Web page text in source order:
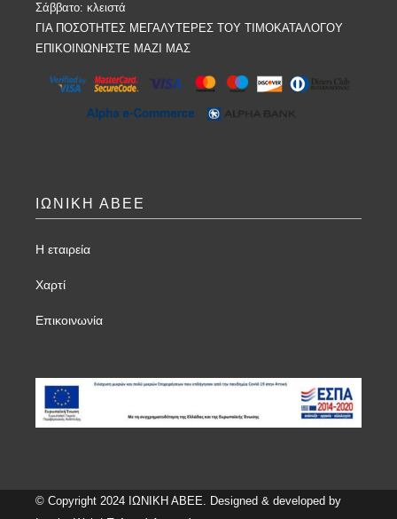
Σάββατο: κλειστά
ΓΙΑ ΠΟΣΟΤΗΤΕΣ ΜΕΓΑΛΥΤΕΡΕΣ ΤΟΥ ΤΙΜΟΚΑΤΑΛΟΓΟΥ
ΕΠΙΚΟΙΝΩΝΗΣΤΕ ΜΑΖΙ ΜΑΣ
ΙΩΝΙΚΗ ΑΒΕΕ
Η εταιρεία
Χαρτί
Επικοινωνία
© Copyright 2024 ΙΩΝΙΚΗ ΑΒΕΕ. Designed & developed by